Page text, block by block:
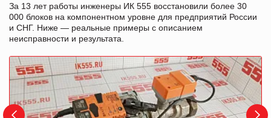
За 13 лет работы инженеры ИК 555 восстановили более 30
000 блоков на компонентном уровне для предприятий России
и СНГ. Ниже — реальные примеры с описанием
неисправности и результата.